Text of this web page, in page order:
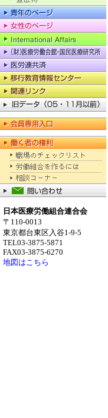
日本医療労働組合連合会
〒110-0013
東京都台東区入谷1-9-5
TEL03-3875-5871
FAX03-3875-6270
地図はこちら